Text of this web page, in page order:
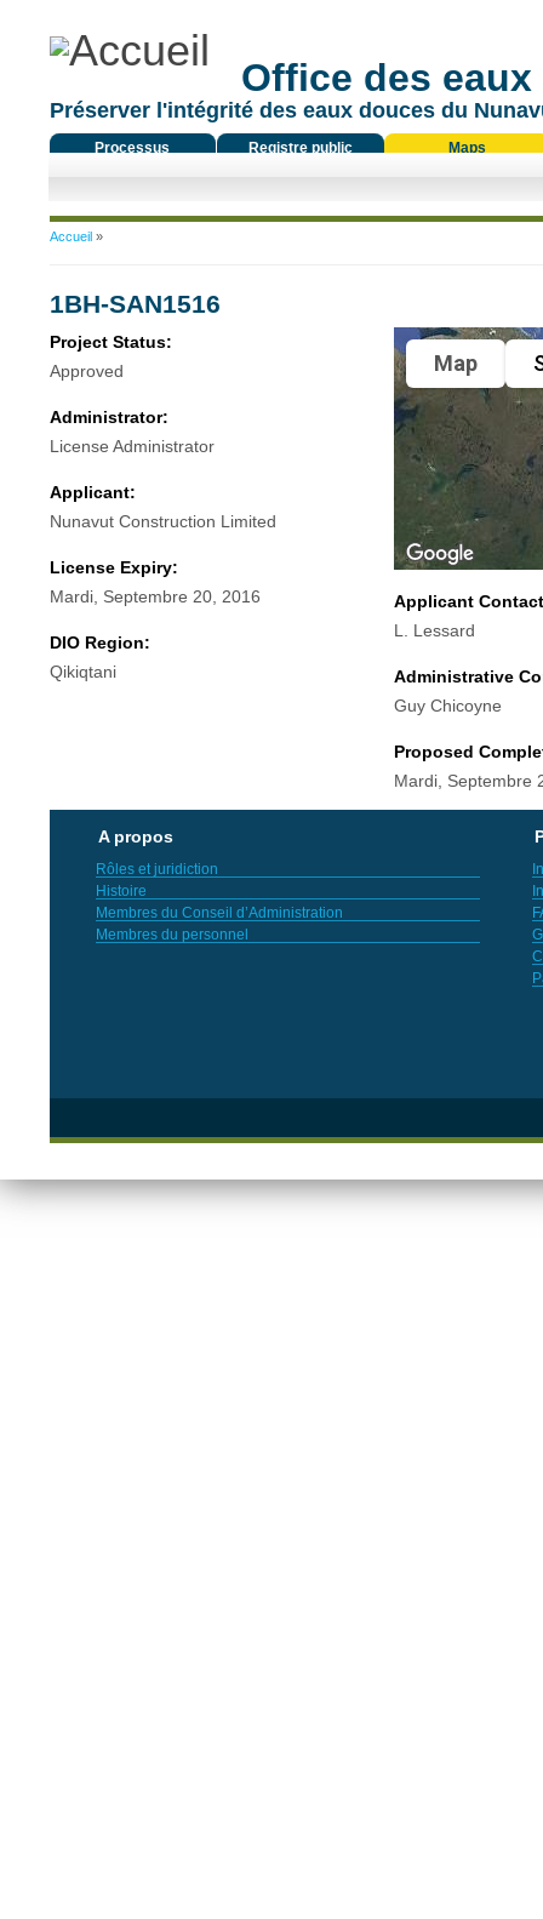
Office des
Préserver l'intégrité des eaux douces du
Processus
Registre public Maps
Vous êtes ici
Accueil»
1BH-SAN1516
Project Status:
Approved
Administrator:
License Administrator
Applicant:
Nunavut Construction Limited
License Expiry:
Mardi, Septembre 20, 2016
DIO Region:
Qikiqtani
Map
Applicant
L. Lessard
Administrative
Guy Chicoyne
Proposed
Mardi, Septembre
A propos
Rôles et juridiction
Histoire
Membres du Conseil d’Administration
Membres du personnel